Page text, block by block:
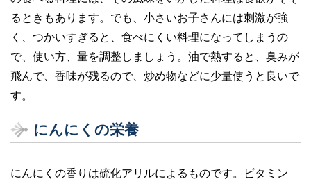
e
b
o
o
er
るときもあります。でも、小さいお子さんには刺激が強
く、つかいすぎると、食べにくい料理になってしまうの
で、使い方、量を調整しましょう。油で熱すると、臭みが
飛んで、香味が残るので、炒め物などに少量使うと良いで
す。
にんにくの栄養
にんにくの香りは硫化アリルによるものです。ビタミン